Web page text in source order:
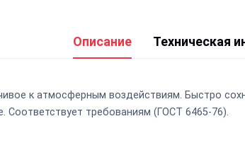
Описание Техническая
к атмосферным воздействиям. Быстро
Соответствует требованиям (ГОСТ 6465-76).